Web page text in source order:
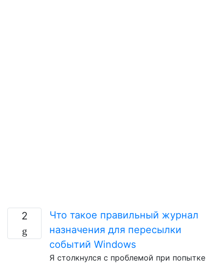
2
Что такое правильный журнал
назначения для пересылки
событий Windows
Я столкнулся с проблемой при попытке